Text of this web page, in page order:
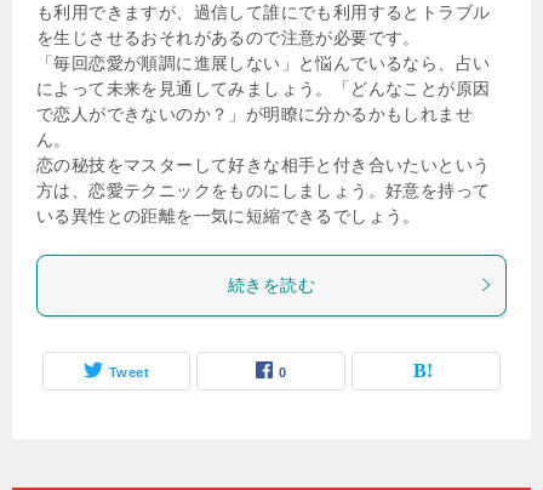
も利用できますが、過信して誰にでも利用するとトラブル
を生じさせるおそれがあるので注意が必要です。
「毎回恋愛が順調に進展しない」と悩んでいるなら、占い
によって未来を見通してみましょう。「どんなことが原因
で恋人ができないのか？」が明瞭に分かるかもしれませ
ん。
恋の秘技をマスターして好きな相手と付き合いたいという
方は、恋愛テクニックをものにしましょう。好意を持って
いる異性との距離を一気に短縮できるでしょう。
続きを読む
Tweet 0